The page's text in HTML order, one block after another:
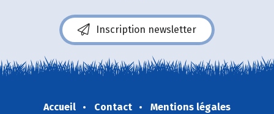
Inscription newsletter
Accueil Contact
Mentions légales